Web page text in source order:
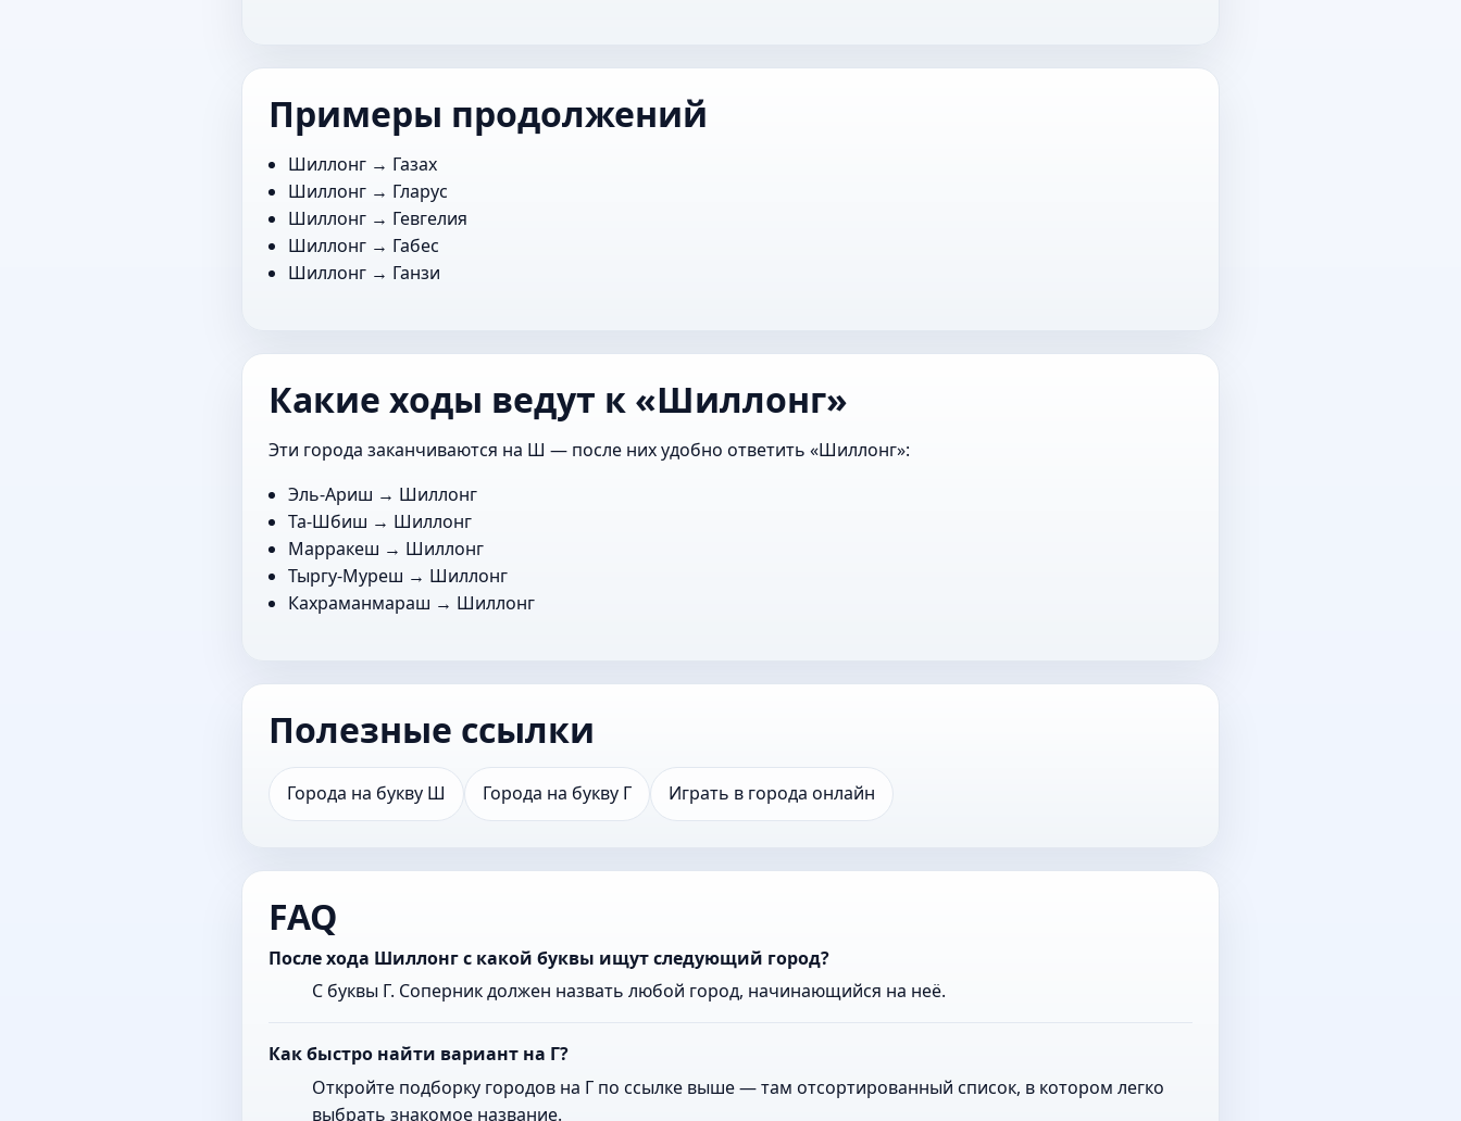
Примеры продолжений
Шиллонг → Газах
Шиллонг → Гларус
Шиллонг → Гевгелия
Шиллонг → Габес
Шиллонг → Ганзи
Какие ходы ведут к «Шиллонг»
Эти города заканчиваются на Ш — после них удобно ответить «Шиллонг»:
Эль-Ариш → Шиллонг
Та-Шбиш → Шиллонг
Марракеш → Шиллонг
Тыргу-Муреш → Шиллонг
Кахраманмараш → Шиллонг
Полезные ссылки
Города на букву Ш Города на букву Г Играть в города онлайн
FAQ
После хода Шиллонг с какой буквы ищут следующий город?
С буквы Г. Соперник должен назвать любой город, начинающийся на неё.
Как быстро найти вариант на Г?
Откройте подборку городов на Г по ссылке выше — там отсортированный список, в котором легко
выбрать знакомое название.